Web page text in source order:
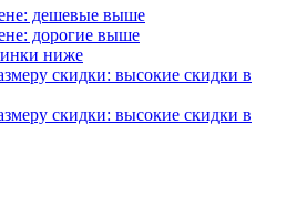
дешевые выше
дорогие выше
ниже
скидки: высокие скидки в
скидки: высокие скидки в